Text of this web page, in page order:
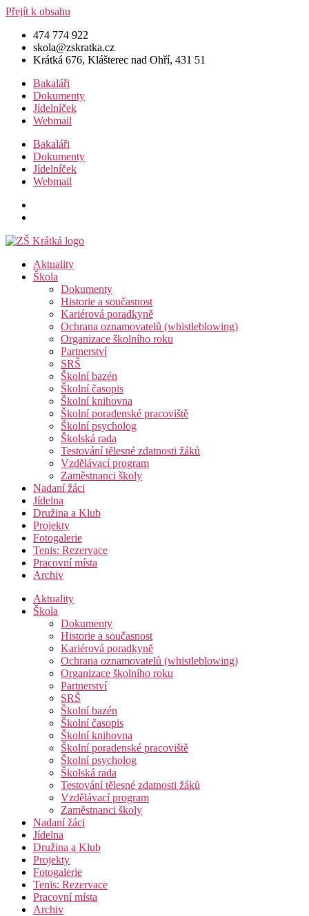
Přejít k obsahu
474 774 922
skola@zskratka.cz
Krátká 676, Klášterec nad Ohří, 431 51
Bakaláři
Dokumenty
Jídelníček
Webmail
Bakaláři
Dokumenty
Jídelníček
Webmail
Aktuality
Škola
Dokumenty
Historie a současnost
Kariérová poradkyně
Ochrana oznamovatelů (whistleblowing)
Organizace školního roku
Partnerství
SRŠ
Školní bazén
Školní časopis
Školní knihovna
Školní poradenské pracoviště
Školní psycholog
Školská rada
Testování tělesné zdatnosti žáků
Vzdělávací program
Zaměstnanci školy
Nadaní žáci
Jídelna
Družina a Klub
Projekty
Fotogalerie
Tenis: Rezervace
Pracovní místa
Archiv
Aktuality
Škola
Dokumenty
Historie a současnost
Kariérová poradkyně
Ochrana oznamovatelů (whistleblowing)
Organizace školního roku
Partnerství
SRŠ
Školní bazén
Školní časopis
Školní knihovna
Školní poradenské pracoviště
Školní psycholog
Školská rada
Testování tělesné zdatnosti žáků
Vzdělávací program
Zaměstnanci školy
Nadaní žáci
Jídelna
Družina a Klub
Projekty
Fotogalerie
Tenis: Rezervace
Pracovní místa
Archiv